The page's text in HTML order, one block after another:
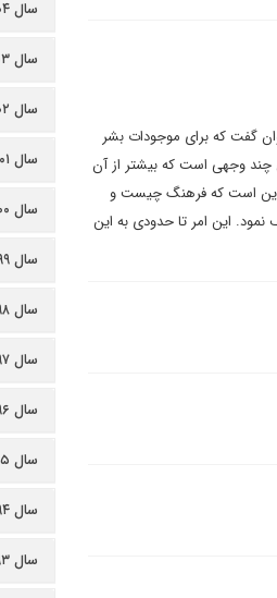
گفت که برای موجودات بشر
چند وجهی است که بیشتر از آن
این است که فرهنگ چیست و
این امر تا حدودی به این
سال ۱۴۰۴ (۶۳۷۲)
سال ۱۴۰۳ (۶۶۴۸)
سال ۱۴۰۲ (۶۶۱۷)
سال ۱۴۰۱ (۷۵۳۰)
سال ۱۴۰۰ (۹۱۸۳)
سال ۱۳۹۹ (۱۰۰۳۳)
سال ۱۳۹۸ (۷۶۶۶)
سال ۱۳۹۷ (۶۳۴۱)
سال ۱۳۹۶ (۷۱۵۴)
سال ۱۳۹۵ (۱۰۰۲۸)
سال ۱۳۹۴ (۱۰۴۸۳)
سال ۱۳۹۳ (۱۲۸۶۱)